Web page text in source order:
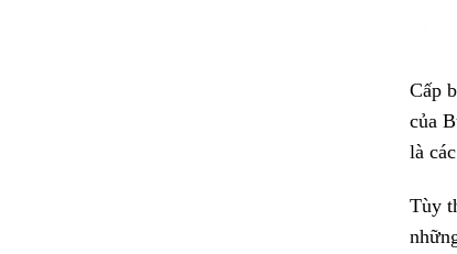
Cấp
của
là
Tùy